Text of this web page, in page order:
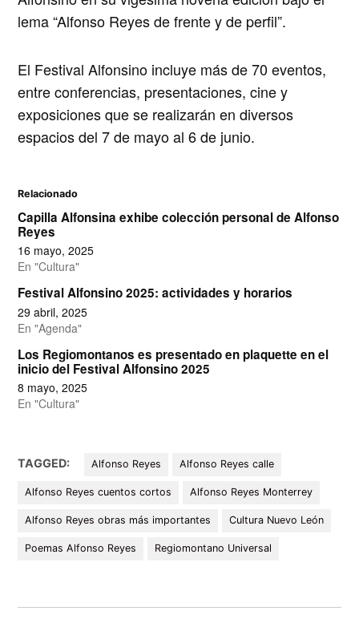
lema “Alfonso Reyes de frente y de perfil”.
El Festival Alfonsino incluye más de 70 eventos,
entre conferencias, presentaciones, cine y
exposiciones que se realizarán en diversos
espacios del 7 de mayo al 6 de junio.
Relacionado
Capilla Alfonsina exhibe colección personal de Alfonso
Reyes
16 mayo, 2025
En "Cultura"
Festival Alfonsino 2025: actividades y horarios
29 abril, 2025
En "Agenda"
Los Regiomontanos es presentado en plaquette en el
inicio del Festival Alfonsino 2025
8 mayo, 2025
En "Cultura"
TAGGED: Alfonso Reyes Alfonso Reyes calle
Alfonso Reyes cuentos cortos Alfonso Reyes Monterrey
Alfonso Reyes obras más importantes Cultura Nuevo León
Poemas Alfonso Reyes Regiomontano Universal